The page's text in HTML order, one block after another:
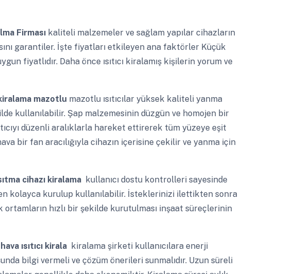
Firması kaliteli malzemeler ve sağlam yapılar cihazların
garantiler. İşte fiyatları etkileyen ana faktörler Küçük
fiyatlıdır. Daha önce ısıtıcı kiralamış kişilerin yorum ve
mazotlu mazotlu ısıtıcılar yüksek kaliteli yanma
kullanılabilir. Şap malzemesinin düzgün ve homojen bir
düzenli aralıklarla hareket ettirerek tüm yüzeye eşit
bir fan aracılığıyla cihazın içerisine çekilir ve yanma için
cihazı kiralama kullanıcı dostu kontrolleri sayesinde
kolayca kurulup kullanılabilir. İsteklerinizi ilettikten sonra
ortamların hızlı bir şekilde kurutulması inşaat süreçlerinin
ısıtıcı kirala kiralama şirketi kullanıcılara enerji
bilgi vermeli ve çözüm önerileri sunmalıdır. Uzun süreli